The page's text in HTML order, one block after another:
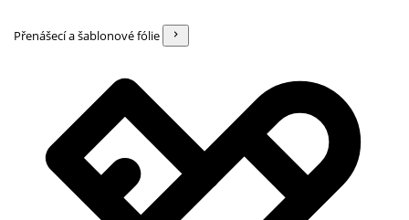
Přenášecí a šablonové fólie